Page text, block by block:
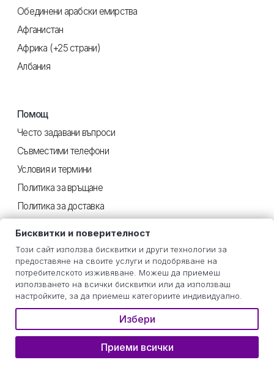
Обединени арабски емирства
Афганистан
Африка (+25 страни)
Албания
Помощ
Често задавани въпроси
Съвместими телефони
Условия и термини
Политика за връщане
Политика за доставка
Полезен
Инструкции iOS
Инструкции Android
Оценка на потреблението
Бисквитки и поверителност
Този сайт използва бисквитки и други технологии за
предоставяне на своите услуги и подобряване на
потребителското изживяване. Можеш да приемеш
използването на всички бисквитки или да използваш
настройките, за да приемеш категориите индивидуално.
Избери
Приеми всички